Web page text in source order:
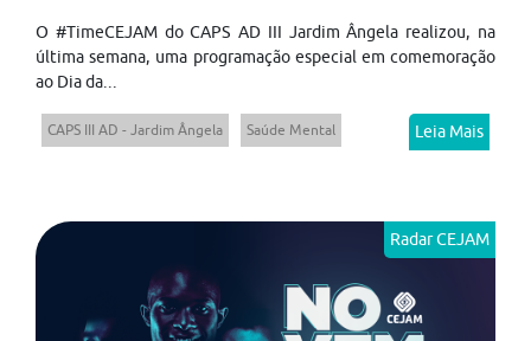
O #TimeCEJAM do CAPS AD III Jardim Ângela realizou, na
última semana, uma programação especial em comemoração
ao Dia da...
CAPS III AD - Jardim Ângela Saúde Mental Leia Mais
Radar CEJAM